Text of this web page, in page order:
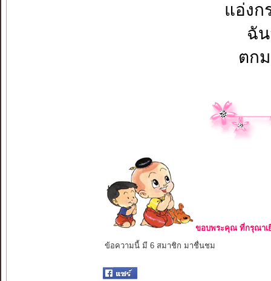
แอ่งก
ฉั
ตก
ขอบพระคุณ ที่กรุณาเ
ข้อความนี้ มี 6 สมาชิก มาชื่นชม